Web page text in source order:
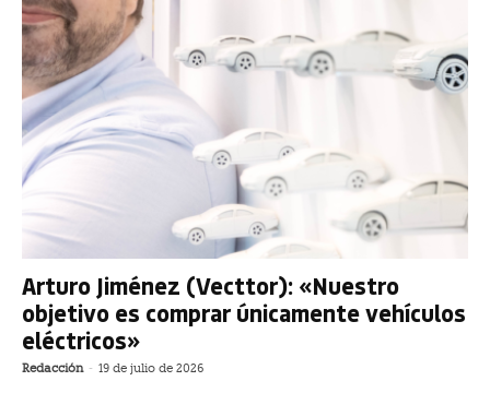
Arturo Jiménez (Vecttor): «Nuestro
objetivo es comprar únicamente vehículos
eléctricos»
Redacción - 19 de julio de 2026